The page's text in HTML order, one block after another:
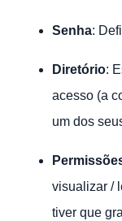
Senha:
Diretório:
acesso (a
um dos
visualizar /
tiver que